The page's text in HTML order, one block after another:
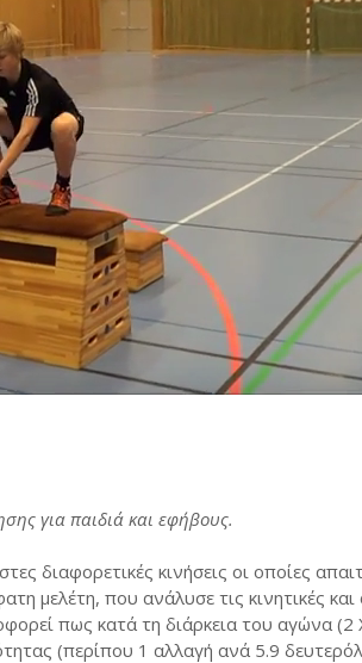
για παιδιά και εφήβους.
διαφορετικές κινήσεις οι οποίες
μελέτη, που ανάλυσε τις κινητικές και
πως κατά τη διάρκεια του αγώνα (2
(περίπου 1 αλλαγή ανά 5.9